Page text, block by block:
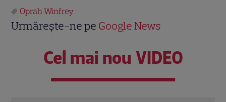
Oprah Winfrey
Urmărește-ne pe Google News
Cel mai nou VIDEO